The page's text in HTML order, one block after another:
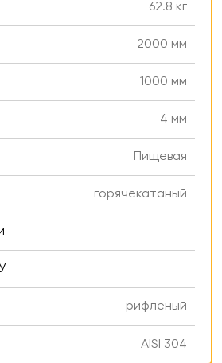
62.8 кг
2000 мм
1000 мм
4 мм
Пищевая
горячекатаный
рифленый
AISI 304